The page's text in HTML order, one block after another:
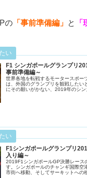
の 「事前準備編」 と
F1 シンガポールグランプリ
事前準備編～
世界各地を転戦するモータースポー
は、外国のグランプリを観戦したい
にその願いがかない、2019年のシン
F1シンガポールグランプリ
入り編～
2019F1シンガポールGP決勝レース
す。シンガポールのチャンギ国際空
市街へ移動、そしてサーキットへの